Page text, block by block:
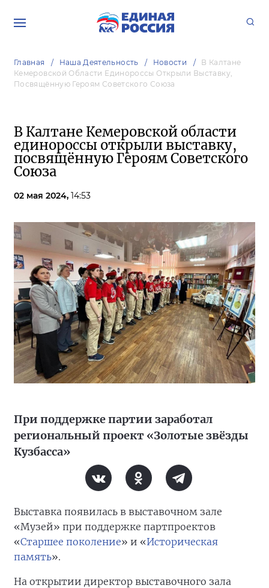
Главная Наша Деятельность Новости
В Калтане
Кемеровской Области Единороссы Открыли Выставку,
Посвящённую Героям Советского Союза
В Калтане Кемеровской области
единороссы открыли выставку,
посвящённую Героям Советского
Союза
02 мая 2024, 14:53
При поддержке партии заработал
региональный проект «Золотые звёзды
Кузбасса»
Выставка появилась в выставочном зале
«Музей» при поддержке партпроектов
«Старшее поколение» и «Историческая
память».
На открытии директор выставочного зала